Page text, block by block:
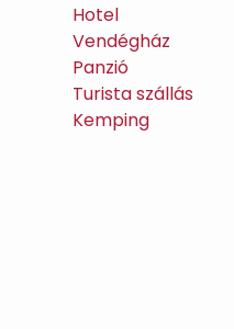
Hotel
Vendégház
Panzió
Turista szállás
Kemping